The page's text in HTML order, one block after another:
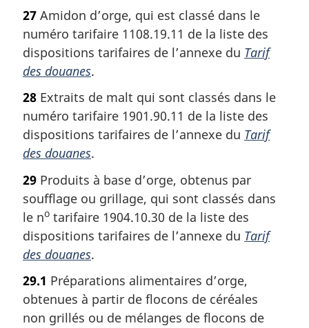
27 Amidon d’orge, qui est classé dans le
numéro tarifaire 1108.19.11 de la liste des
dispositions tarifaires de l’annexe du Tarif
des douanes.
28 Extraits de malt qui sont classés dans le
numéro tarifaire 1901.90.11 de la liste des
dispositions tarifaires de l’annexe du Tarif
des douanes.
29 Produits à base d’orge, obtenus par
soufflage ou grillage, qui sont classés dans
le no tarifaire 1904.10.30 de la liste des
dispositions tarifaires de l’annexe du Tarif
des douanes.
29.1 Préparations alimentaires d’orge,
obtenues à partir de flocons de céréales
non grillés ou de mélanges de flocons de